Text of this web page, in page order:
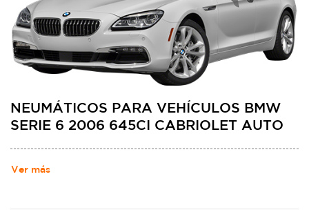
NEUMÁTICOS PARA VEHÍCULOS BMW
SERIE 6 2006 645CI CABRIOLET AUTO
Ver más